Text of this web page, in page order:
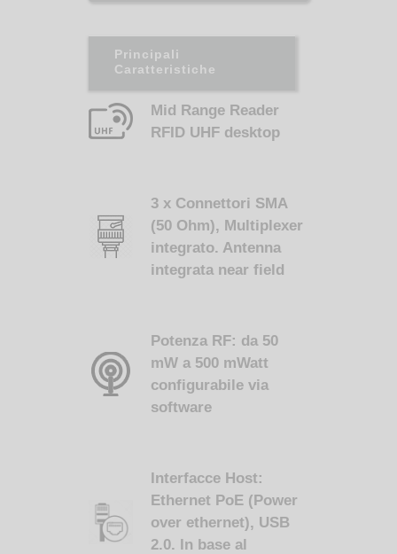
Principali
Caratteristiche
Mid Range Reader
RFID UHF desktop
3 x Connettori SMA
(50 Ohm), Multiplexer
integrato. Antenna
integrata near field
Potenza RF: da 50
mW a 500 mWatt
configurabile via
software
Interfacce Host:
Ethernet PoE (Power
over ethernet), USB
2.0. In base al